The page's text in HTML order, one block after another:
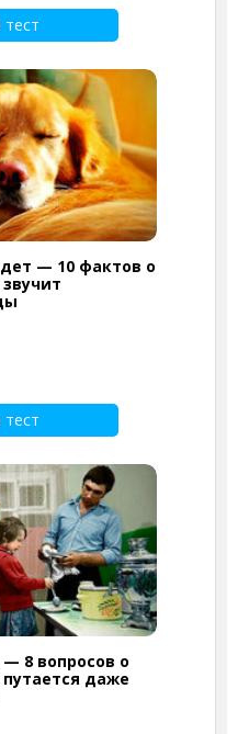
— 10 фактов о
8 вопросов о
даже